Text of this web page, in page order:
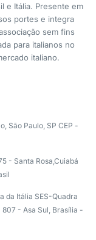
e Itália. Presente em
portes e integra
sem fins
para italianos no
italiano.
São Paulo, SP CEP -
- Santa Rosa,Cuiabá
da Itália SES-Quadra
807 - Asa Sul, Brasília -